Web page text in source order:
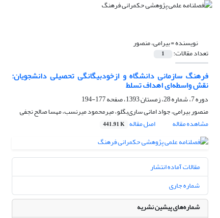
نویسنده =بیرامی، منصور
تعداد مقالات: 1
فرهنگ سازمانی دانشگاه و ازخودبیگانگی تحصیلی دانشجویان:
نقش واسطه‌ای اهداف تسلط
دوره 7، شماره 28، زمستان 1393، صفحه
177-194
منصور بیرامی، جواد امانی ساری‌بگلو، میرمحمود میرنسب، مهسا صالح نجفی
مشاهده مقاله
اصل مقاله 441.91 K
مقالات آماده انتشار
شماره جاری
شماره‌های پیشین نشریه